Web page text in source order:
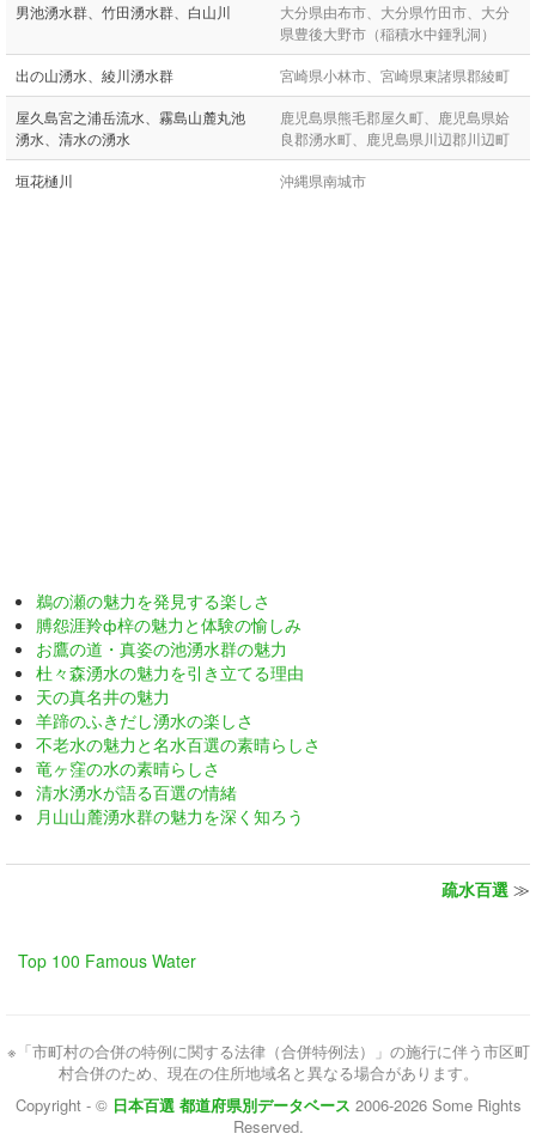
男池湧水群、竹田湧水群、白山川
大分県由布市、大分県竹田市、大分
県豊後大野市（稲積水中鍾乳洞）
出の山湧水、綾川湧水群 宮崎県小林市、宮崎県東諸県郡綾町
屋久島宮之浦岳流水、霧島山麓丸池
湧水、清水の湧水
鹿児島県熊毛郡屋久町、鹿児島県姶
良郡湧水町、鹿児島県川辺郡川辺町
垣花樋川 沖縄県南城市
鵜の瀬の魅力を発見する楽しさ
膊怨涯羚ф梓の魅力と体験の愉しみ
お鷹の道・真姿の池湧水群の魅力
杜々森湧水の魅力を引き立てる理由
天の真名井の魅力
羊蹄のふきだし湧水の楽しさ
不老水の魅力と名水百選の素晴らしさ
竜ヶ窪の水の素晴らしさ
清水湧水が語る百選の情緒
月山山麓湧水群の魅力を深く知ろう
疏水百選 ≫
Top 100 Famous Water
※「市町村の合併の特例に関する法律（合併特例法）」の施行に伴う市区町
村合併のため、現在の住所地域名と異なる場合があります。
Copyright - © 日本百選 都道府県別データベース 2006-2026 Some Rights
Reserved.